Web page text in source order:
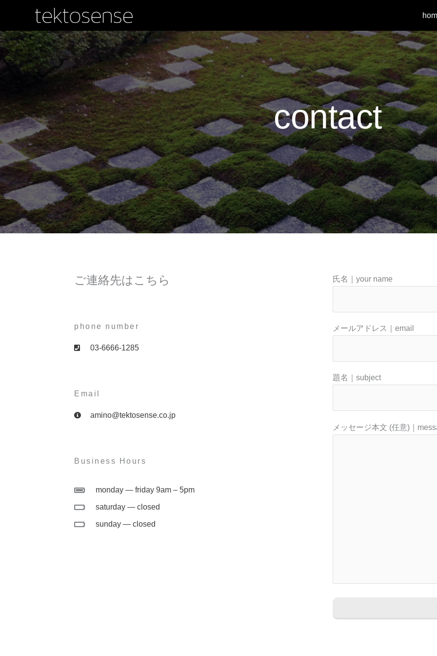
を
ス
キ
contact
ご連絡先はこちら
phone number
03-6666-1285
Email
amino@tektosense.co.jp
Business Hours
monday — friday 9am – 5pm
saturday — closed
sunday — closed
氏名｜your name
メールアドレス｜email
題名｜subject
メッセージ本文 (任意)｜